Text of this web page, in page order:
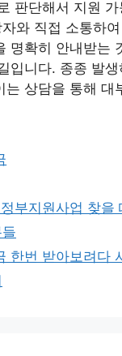
판단해서 지원
와 직접 소통하
명확히 안내받는
입니다. 종종 발
는 상담을 통해 대
부지원사업 찾을
한번 받아보려다